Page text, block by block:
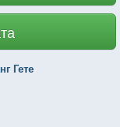
Гете